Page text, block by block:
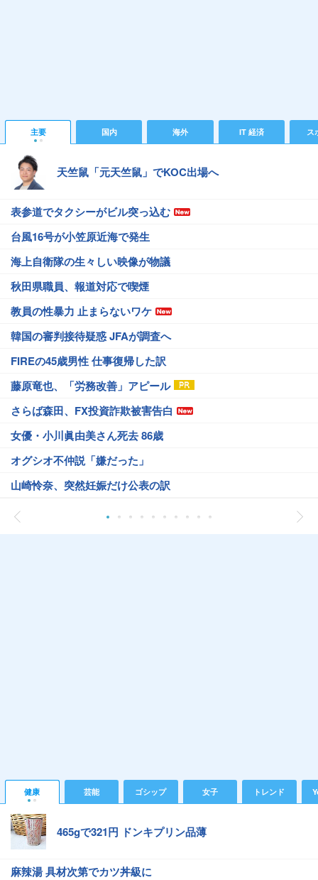
主要 国内 海外 IT 経済 ス
天竺鼠「元天竺鼠」でKOC出場へ
表参道でタクシーがビル突っ込む
台風16号が小笠原近海で発生
海上自衛隊の生々しい映像が物議
秋田県職員、報道対応で喫煙
教員の性暴力 止まらないワケ
韓国の審判接待疑惑 JFAが調査へ
FIREの45歳男性 仕事復帰した訳
藤原竜也、「労務改善」アピール
さらば森田、FX投資詐欺被害告白
女優・小川眞由美さん死去 86歳
オグシオ不仲説「嫌だった」
山崎怜奈、突然妊娠だけ公表の訳
健康 芸能 ゴシップ 女子 トレンド
465gで321円 ドンキプリン品薄
麻辣湯 具材次第でカツ丼級に